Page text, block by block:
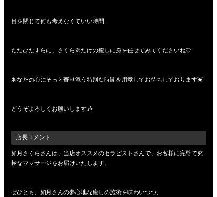
目を閉じて何も考えなくていい時間...
ただひたすらに、さくら🌸だけの癒しに身を任せてみてくださいね♡
あなたの心にそっと寄り添う特別な時間を用意してお待ちしております💓
どうぞよろしくお願いします🎶
店長コメント
如月さくらさんは、当店オススメのセラピストさんで、お客様に完璧で究
極なマッサージをお届けいたします。
ぜひとも、如月さんの夢心地な癒しの施術を味わいつつ、